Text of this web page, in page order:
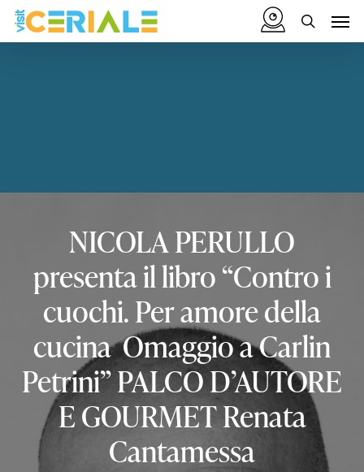
Vai
contenuto
NICOLAPERULLO
presentaillibro“Controi
cuochi.Peramoredella
cucina OmaggioaCarlin
Petrini”PALCOD’AUTORE
EGOURMETRenata
Cantamessa